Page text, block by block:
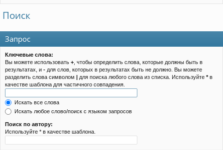
Поиск
Запрос
Ключевые слова:
Вы можете использовать + , чтобы определить слова, которые должны быть в
результатах, и - для слов, которых в результатах быть не должно. Вы можете
разделить слова символом | для поиска любого слова из списка. Используйте *в
качестве шаблона для частичного совпадения.
Искать все слова
Искать любое слово/поиск с языком запросов
Поиск по автору:
Используйте * в качестве шаблона.